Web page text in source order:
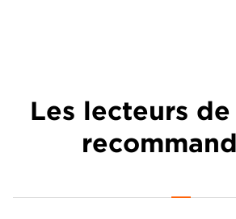
Les lecteurs